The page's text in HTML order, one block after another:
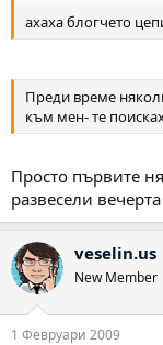
ахаха блогчето
Преди време
към мен- те
Просто първите
развесели
veselin.us
New Member
1 Февруари 2009